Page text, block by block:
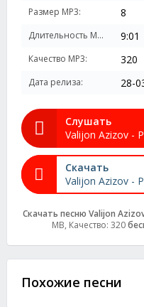
Размер MP3: 8
Длительность MP3: 9:01
Качество MP3: 320
Дата релиза: 28-
Слушать
Valijon Azizov -
Скачать
Valijon Azizov -
Скачать песню Valijon
MB, Качество: 320
Похожие песни